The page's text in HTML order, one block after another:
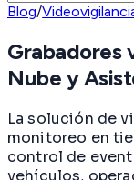
Blog/
Grabadores
Nube y
La solución de
monitoreo en
control de
vehículos,